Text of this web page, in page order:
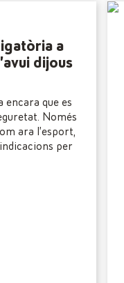
a
dijous
encara que es
Només
ara l’esport,
per